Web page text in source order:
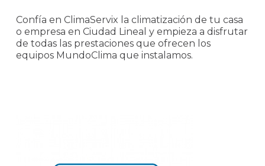
Confía en ClimaServix la climatización de tu casa
o empresa en Ciudad Lineal y empieza a disfrutar
de todas las prestaciones que ofrecen los
equipos MundoClima que instalamos.